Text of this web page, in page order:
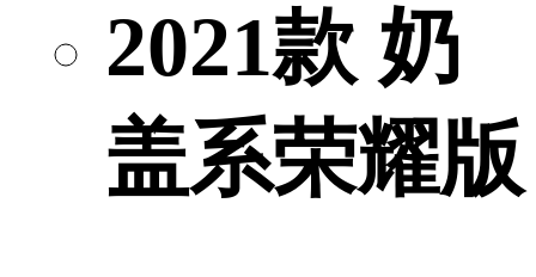
2021款 奶
盖系荣耀版